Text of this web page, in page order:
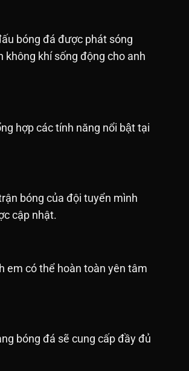
bóng đá được phát sóng
không khí sống động cho anh
hợp các tính năng nổi bật tại
bóng của đội tuyển mình
cập nhật.
em có thể hoàn toàn yên tâm
bóng đá sẽ cung cấp đầy đủ